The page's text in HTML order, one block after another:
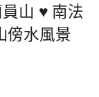
山 ♥ 南法
傍水風景